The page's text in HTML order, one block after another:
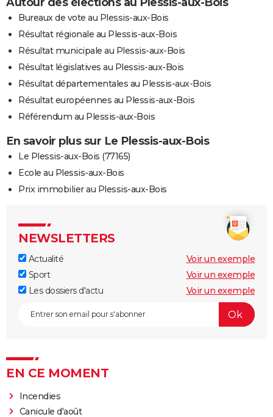
Bureaux de vote au Plessis-aux-Bois
Résultat régionale au Plessis-aux-Bois
Résultat municipale au Plessis-aux-Bois
Résultat législatives au Plessis-aux-Bois
Résultat départementales au Plessis-aux-Bois
Résultat européennes au Plessis-aux-Bois
Référendum au Plessis-aux-Bois
En savoir plus sur Le Plessis-aux-Bois
Le Plessis-aux-Bois (77165)
Ecole au Plessis-aux-Bois
Prix immobilier au Plessis-aux-Bois
NEWSLETTERS
Actualité
Voir un exemple
Sport
Voir un exemple
Les dossiers d'actu
Voir un exemple
EN CE MOMENT
Incendies
Canicule d'août